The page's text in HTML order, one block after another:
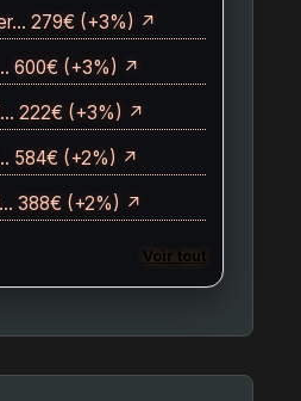
279€ (+3%) ↗
600€ (+3%) ↗
222€ (+3%) ↗
584€ (+2%) ↗
388€ (+2%) ↗
Voir tout